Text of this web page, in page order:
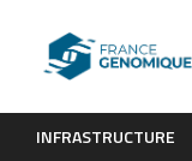
INFRASTRUCTURE